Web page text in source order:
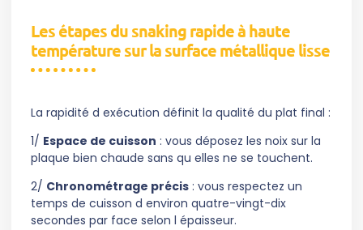
Les étapes du snaking rapide à haute
température sur la surface métallique lisse
La rapidité d exécution définit la qualité du plat final :
1/ Espace de cuisson : vous déposez les noix sur la
plaque bien chaude sans qu elles ne se touchent.
2/ Chronométrage précis : vous respectez un
temps de cuisson d environ quatre-vingt-dix
secondes par face selon l épaisseur.